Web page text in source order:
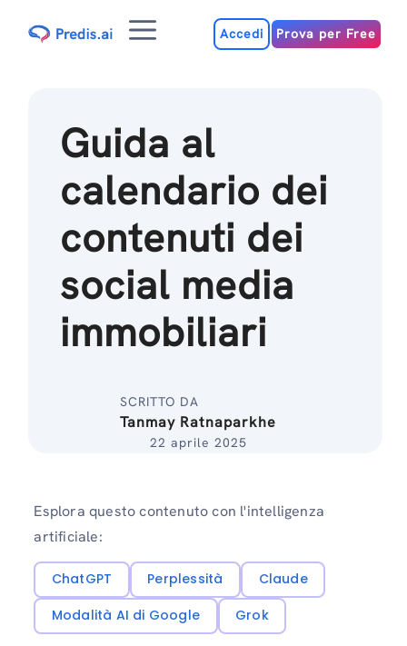
MenuAccedi Prova per Free
Guida al
calendario dei
contenuti dei
social media
immobiliari
SCRITTO DA
Tanmay Ratnaparkhe
22 aprile 2025
Esplora questo contenuto con l'intelligenza
artificiale:
ChatGPT Perplessità
Claude
Modalità AI di Google
Grok